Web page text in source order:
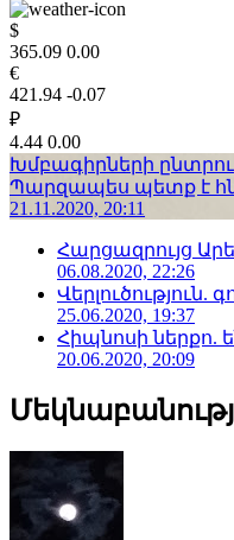
$
365.09 0.00
€
421.94 -0.07
₽
4.44 0.00
Խմբագիրների
Պարզապես պետք է
21.11.2020, 20:11
Հարցազրույց
06.08.2020, 22:26
Վերլուծություն.
25.06.2020, 19:37
Հիպնոսի ներքո.
20.06.2020, 20:09